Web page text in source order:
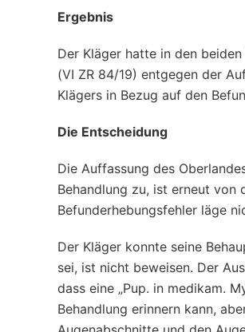
Ergebnis
Der Kläger hatte in den
(VI ZR 84/19) entgegen der
Klägers in Bezug auf den
Die Entscheidung
Die Auffassung des
Behandlung zu, ist erneut von
Befunderhebungsfehler läge
Der Kläger konnte seine
sei, ist nicht beweisen. Der
dass eine „Pup. in medikam.
Behandlung erinnern kann,